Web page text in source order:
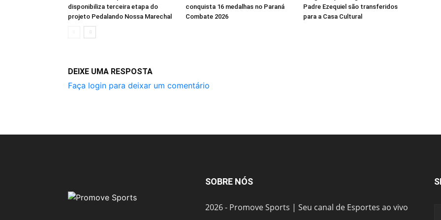
disponibiliza terceira etapa do
projeto Pedalando Nossa Marechal
conquista 16 medalhas no Paraná
Combate 2026
Padre Ezequiel são transferidos
para a Casa Cultural
DEIXE UMA RESPOSTA
Faça login para deixar um comentário
SOBRE NÓS
2026 - Promove Sports | Seu canal de Esportes ao vivo